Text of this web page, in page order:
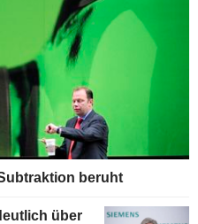
beruht
über